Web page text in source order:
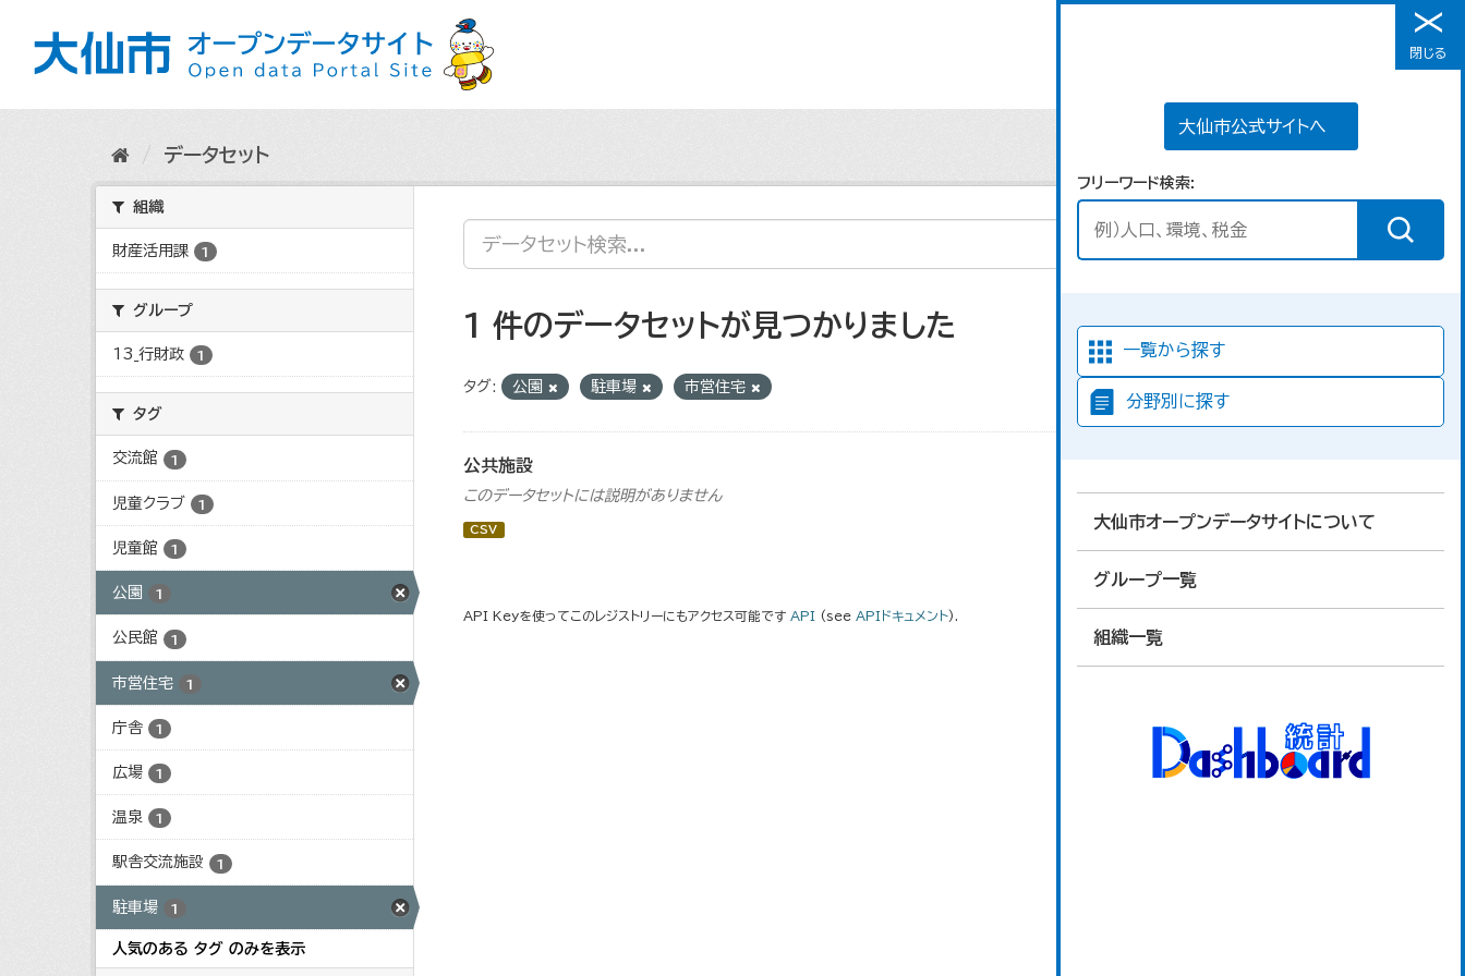
メニュー
大仙市公式サイトへ
フリーワード検索
一覧から探す
分野別に探す
大仙市オープンデータサイトについて
グループ一覧
組織一覧
閉じる
データセット
組織
財産活用課 1
グループ
13_行財政 1
タグ
交流館 1
児童クラブ 1
児童館 1
公園 1
公民館 1
市営住宅 1
庁舎 1
広場 1
温泉 1
駅舎交流施設 1
駐車場 1
人気のある タグ のみを表示
1 件のデータセットが見つかりました
タグ: 公園 駐車場 市営住宅
公共施設
このデータセットには説明がありません
CSV
API Keyを使ってこのレジストリーにもアクセス可能です API (see APIドキュメント).